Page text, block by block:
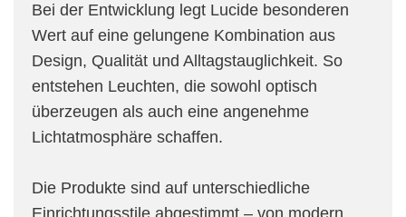
Bei der Entwicklung legt Lucide besonderen
Wert auf eine gelungene Kombination aus
Design, Qualität und Alltagstauglichkeit. So
entstehen Leuchten, die sowohl optisch
überzeugen als auch eine angenehme
Lichtatmosphäre schaffen.
Die Produkte sind auf unterschiedliche